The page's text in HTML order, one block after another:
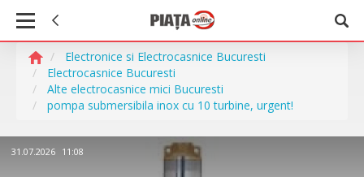
Electronice si Electrocasnice Bucuresti
Electrocasnice Bucuresti
Alte electrocasnice mici Bucuresti
pompa submersibila inox cu 10 turbine, urgent!
31.07.2026 11:08